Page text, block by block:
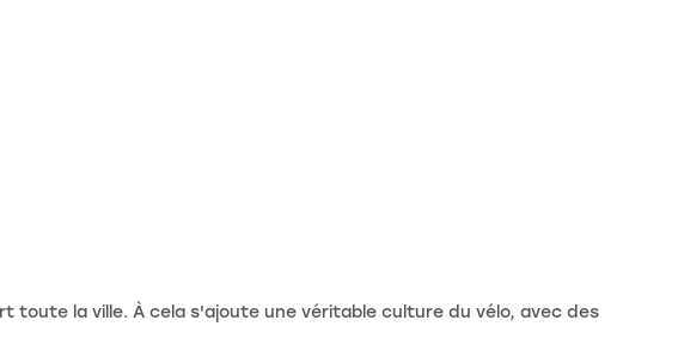
la ville. À cela s'ajoute une véritable culture du vélo, avec des